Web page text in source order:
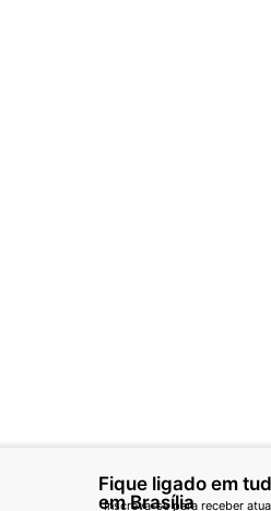
Fique ligado em
em Brasília
Inscreva-se para receber